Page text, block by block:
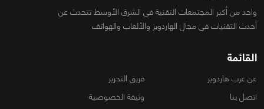
واحد من أكبر المجتمعات التقنية فى الشرق الأوسط تتحدث عن
أحدث التقنيات فى مجال الهاردوير والألعاب والهواتف
القائمة
عن عرب هاردوير
فريق التحرير
اتصل بنا
وثيقة الخصوصية